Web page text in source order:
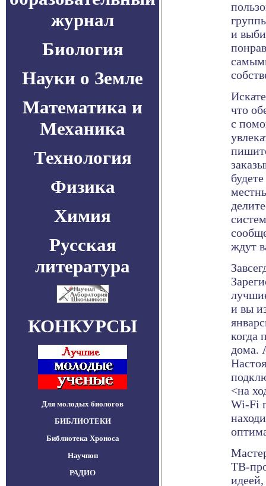
журнал
Биология
Науки о Земле
Математика и
Механика
Технология
Физика
Химия
Русская
литература
КОНКУРСЫ
Для молодых биологов
БИБЛИОТЕКИ
Библиотека Хроноса
Научпоп
РАДИО
и
что
с
ждут
и вы
когда
дома.
<на
Wi-Fi
ТВ-
идеей,